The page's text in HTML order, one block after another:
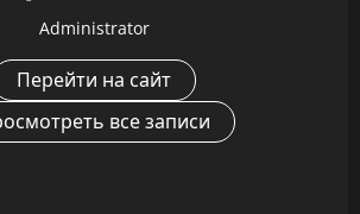
Administrator
Перейти на сайт
все записи